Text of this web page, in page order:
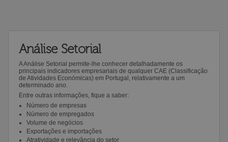
Análise Setorial
A Análise Setorial permite-lhe conhecer detalhadamente os
principais indicadores empresariais de qualquer CAE (Classificação
de Atividades Económicas) em Portugal, relativamente a um
determinado ano.
Entre outras informações, fique a saber:
Número de empresas
Número de empregados
Volume de negócios
Exportações e importações
Atratividade e relevância do setor